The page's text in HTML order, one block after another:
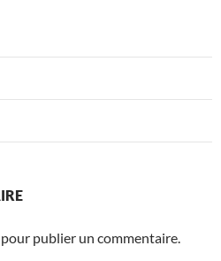
pour publier un commentaire.